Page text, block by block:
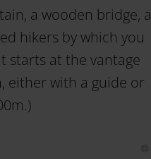
a wooden bridge, a
hikers by which you
starts at the vantage
either with a guide or